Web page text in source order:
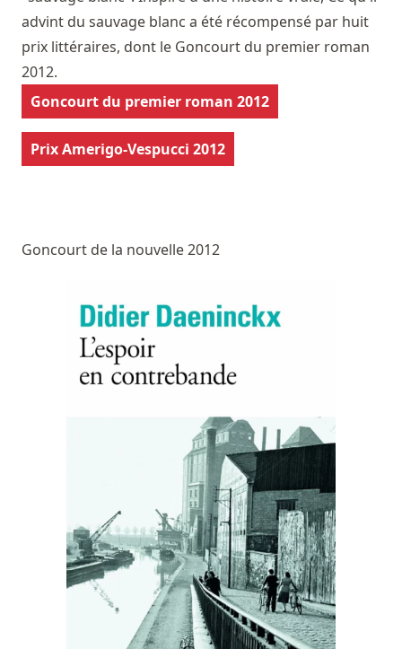
advint du sauvage blanc a été récompensé par huit
prix littéraires, dont le Goncourt du premier roman
2012.
Goncourt du premier roman 2012
Prix Amerigo-Vespucci 2012
Goncourt de la nouvelle 2012